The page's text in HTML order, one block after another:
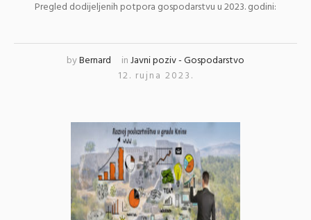
Pregled dodijeljenih potpora gospodarstvu u 2023. godini:
byBernard inJavni poziv - Gospodarstvo
12. rujna 2023.